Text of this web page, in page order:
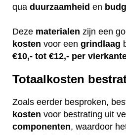
qua duurzaamheid en
Deze materialen zijn een
kosten voor een grindlaag
€10,- tot €12,- per
Totaalkosten
Zoals eerder besproken,
kosten voor bestrating uit
componenten, waardoor